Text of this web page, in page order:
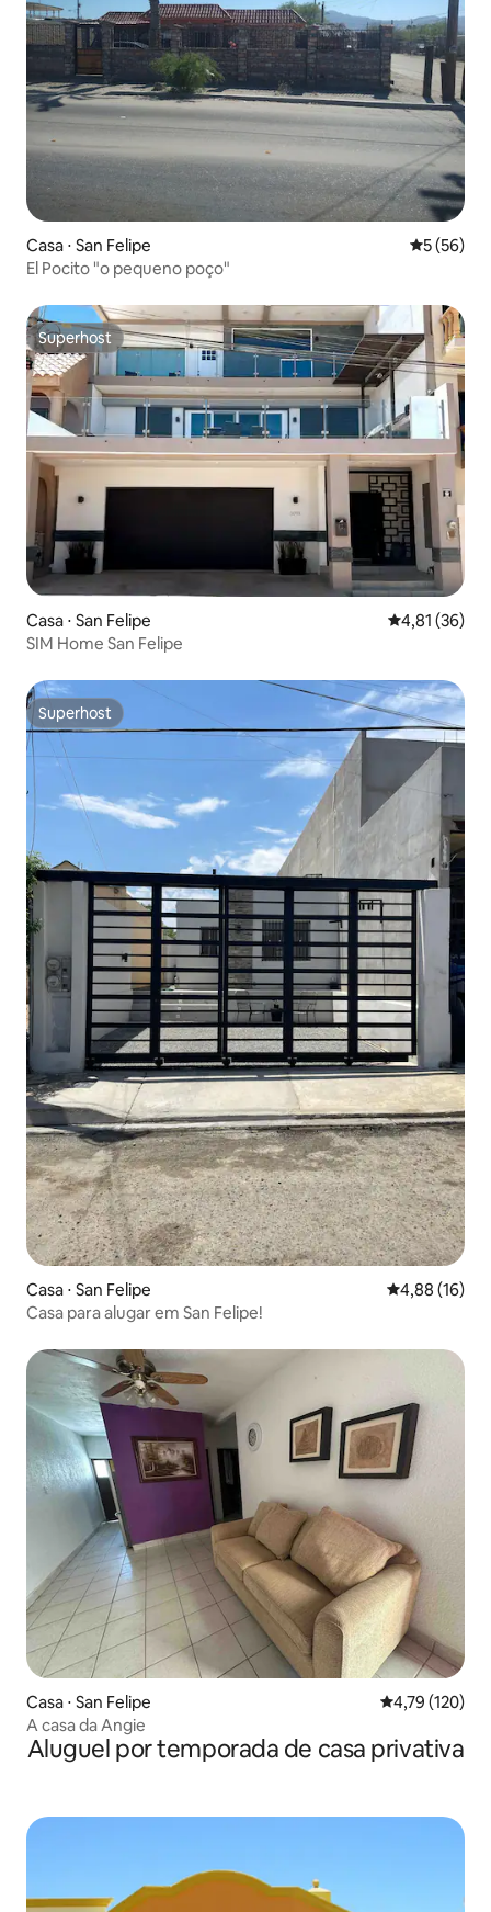
Casa ⋅ San Felipe 5 de uma
5 (56)
El Pocito "o pequeno poço"
Superhost
Superhost
Casa ⋅ San Felipe 4,81 de uma
4,81 (36)
SIM Home San Felipe
Superhost
Superhost
Casa ⋅ San Felipe 4,88 de uma
4,88 (16)
Casa para alugar em San Felipe!
Casa ⋅ San Felipe 4,79 de uma
4,79 (120)
A casa da Angie
Aluguel por temporada de casa privativa